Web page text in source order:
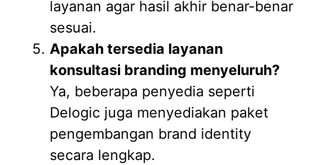
layanan agar hasil akhir benar-benar
sesuai.
Apakah tersedia layanan
konsultasi branding menyeluruh?
Ya, beberapa penyedia seperti
Delogic juga menyediakan paket
pengembangan brand identity
secara lengkap.